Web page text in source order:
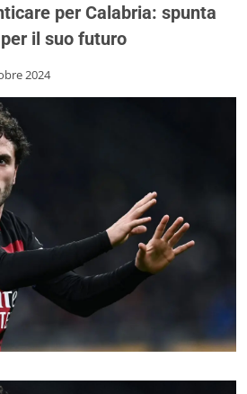
per Calabria: spunta
il suo futuro
2024